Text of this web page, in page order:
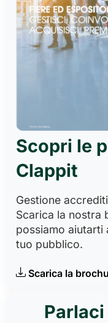
Scopri le
Clappit
Gestione
Scarica la nostra
possiamo aiutarti
tuo pubblico.
Scarica la